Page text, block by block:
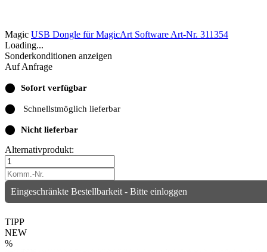
Magic USB Dongle für MagicArt Software Art-Nr. 311354
Loading...
Sonderkonditionen anzeigen
Auf Anfrage
⬤ Sofort verfügbar
⬤ Schnellstmöglich lieferbar
⬤ Nicht lieferbar
Alternativprodukt:
Eingeschränkte Bestellbarkeit - Bitte einloggen
TIPP
NEW
%